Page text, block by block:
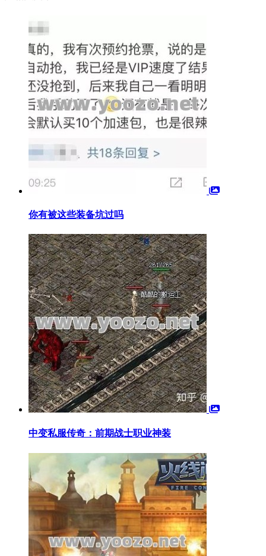
你有被这些装备坑过吗
中变私服传奇：前期战士职业神装